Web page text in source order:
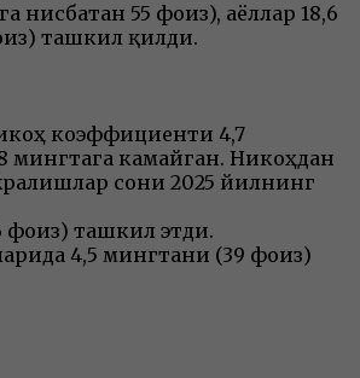
55 фоиз), аёллар 18,6
ташкил қилди.
коэффициенти 4,7
мингтага камайган. Никоҳдан
сони 2025 йилнинг
фоиз) ташкил этди.
4,5 мингтани (39 фоиз)